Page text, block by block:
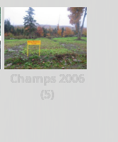
Champs 2006
(5)